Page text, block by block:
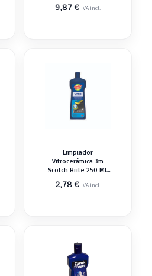
9,87€ IVA incl.
Limpiador
Vitrocerámica 3m
Scotch Brite 250 Ml.
2,78€ IVA incl.